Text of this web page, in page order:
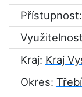
Kraj: Kraj
Okres: